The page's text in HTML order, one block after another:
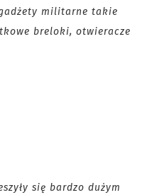
militarne takie
breloki, otwieracze
się bardzo dużym